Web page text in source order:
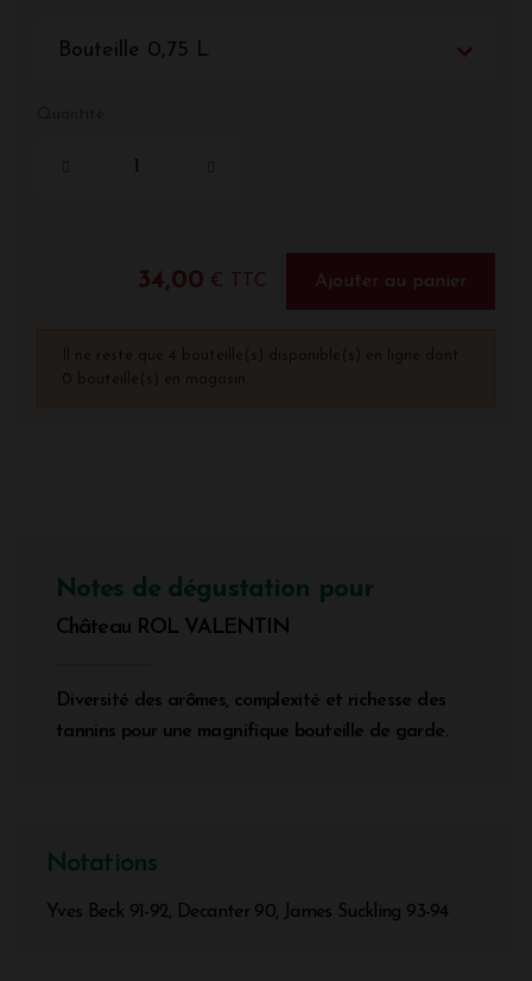
Bouteille 0,75 L
34,00 € TTC Ajouter au panier
Notes de dégustation pour
Château ROL VALENTIN
Diversité des arômes, complexité et richesse des
tannins pour une magnifique bouteille de garde.
Notations
Yves Beck 91-92, Decanter 90, James Suckling 93-94